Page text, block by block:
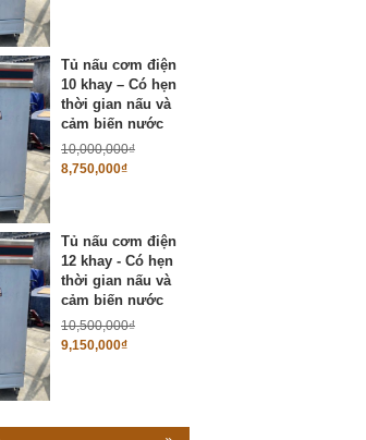
Tủ nấu cơm điện
10 khay – Có hẹn
thời gian nấu và
cảm biến nước
10,000,000₫
8,750,000₫
Tủ nấu cơm điện
12 khay - Có hẹn
thời gian nấu và
cảm biến nước
10,500,000₫
9,150,000₫